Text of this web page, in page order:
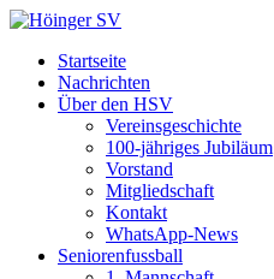
Startseite
Nachrichten
Über den HSV
Vereinsgeschichte
100-jähriges Jubiläum
Vorstand
Mitgliedschaft
Kontakt
WhatsApp-News
Seniorenfussball